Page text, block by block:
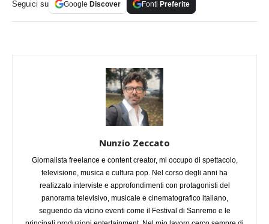
Seguici su Google Discover Fonti Preferite
Nunzio Zeccato
Giornalista freelance e content creator, mi occupo di spettacolo,
televisione, musica e cultura pop. Nel corso degli anni ha
realizzato interviste e approfondimenti con protagonisti del
panorama televisivo, musicale e cinematografico italiano,
seguendo da vicino eventi come il Festival di Sanremo e le